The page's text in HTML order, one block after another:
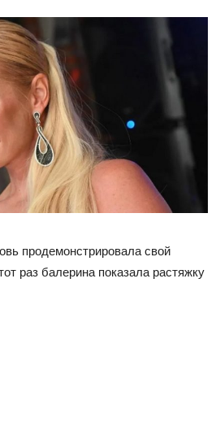
продемонстрировала свой
раз балерина показала растяжку